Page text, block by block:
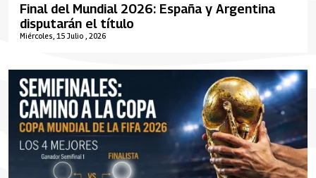
Miércoles, 15 Julio , 2026
Final del Mundial 2026: España y Argentina
disputarán el título